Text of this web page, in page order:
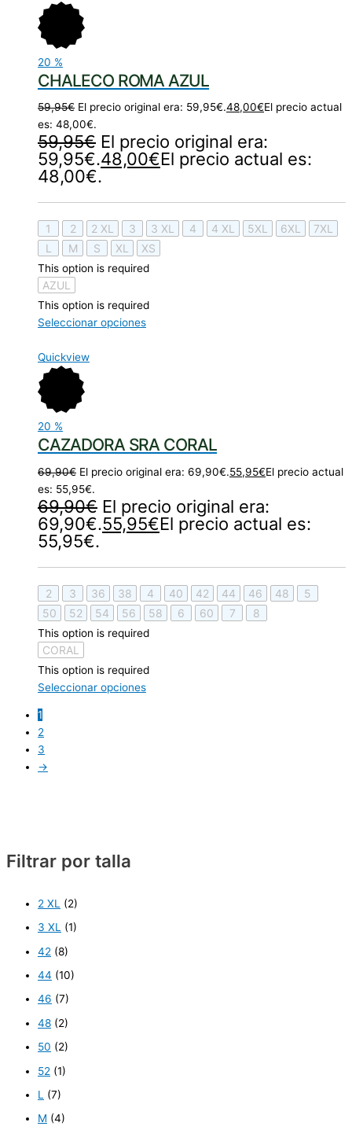
Filtrar por talla
2 XL
(2)
3 XL
(1)
42 (8)
44 (10)
46 (7)
48 (2)
50 (2)
52 (1)
L
(7)
M (4)
20 %
CHALECO ROMA AZUL
59,95€ El precio original era: 59,95€.48,00€El precio actual
es: 48,00€.
59,95€ El precio original era:
59,95€.48,00€El precio actual es:
48,00€.
1 2 2 XL 3 3 XL 4 4 XL 5XL 6XL
7XL
L
M S XL XS
This option is required
AZUL
This option is required
Seleccionar opciones
Quickview
20 %
CAZADORA SRA CORAL
69,90€ El precio original era: 69,90€.55,95€El precio actual
es: 55,95€.
69,90€ El precio original era:
69,90€.55,95€El precio actual es:
55,95€.
2 3 36 38 4 40 42 44 46 48
5
50
52 54 56 58 6 60 7 8
This option is required
CORAL
This option is required
Seleccionar opciones
1
2
3
→